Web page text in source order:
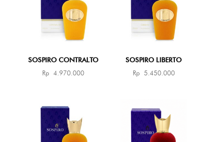
SOSPIRO CONTRALTO
Rp 4.970.000
SOSPIRO LIBERTO
Rp 5.450.000